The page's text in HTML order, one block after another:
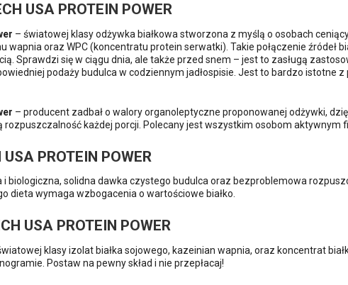
USA PROTEIN POWER
– światowej klasy odżywka białkowa stworzona z myślą o osobach
wapnia oraz WPC (koncentratu protein serwatki). Takie połączenie
Sprawdzi się w ciągu dnia, ale także przed snem – jest to zasługą
podaży budulca w codziennym jadłospisie. Jest to bardzo istotne
– producent zadbał o walory organoleptyczne proponowanej odżywki,
każdej porcji. Polecany jest wszystkim osobom aktywnym
PROTEIN POWER
biologiczna, solidna dawka czystego budulca oraz bezproblemowa
dieta wymaga wzbogacenia o wartościowe białko.
USA PROTEIN POWER
klasy izolat białka sojowego, kazeinian wapnia, oraz koncentrat
Postaw na pewny skład i nie przepłacaj!